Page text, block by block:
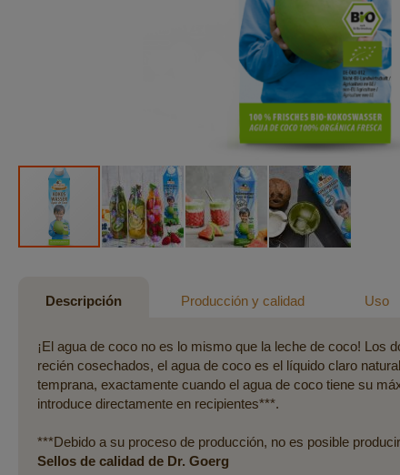
comienzo
galería
imágenes
Descripción
¡El agua de coco no es lo mismo que la leche de coco! Los
recién cosechados, el agua de coco es el líquido claro
temprana, exactamente cuando el agua de coco tiene su
introduce directamente en recipientes***.
***Debido a su proceso de producción, no es posible
Sellos de calidad de Dr. Goerg
Producción y calidad Uso